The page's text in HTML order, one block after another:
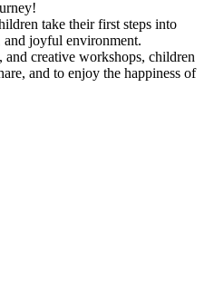
take their first steps into
joyful environment.
and creative workshops, children
and to enjoy the happiness of